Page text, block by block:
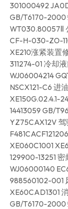
301000492
GB/T6170-2000
WT030.80057Ⅱ
CF-H-030-ZO-
XE210涨紧装置
311274-01 冷却
WJ06004214
NSCX121-C6 进
XE150G.02.4.1-
14413059 GB/
YZ75CAX12V
XE060C1001
129900-13251 密
WJ06000140
988560102-001
XE60CAD1301
GB/T6170-2000